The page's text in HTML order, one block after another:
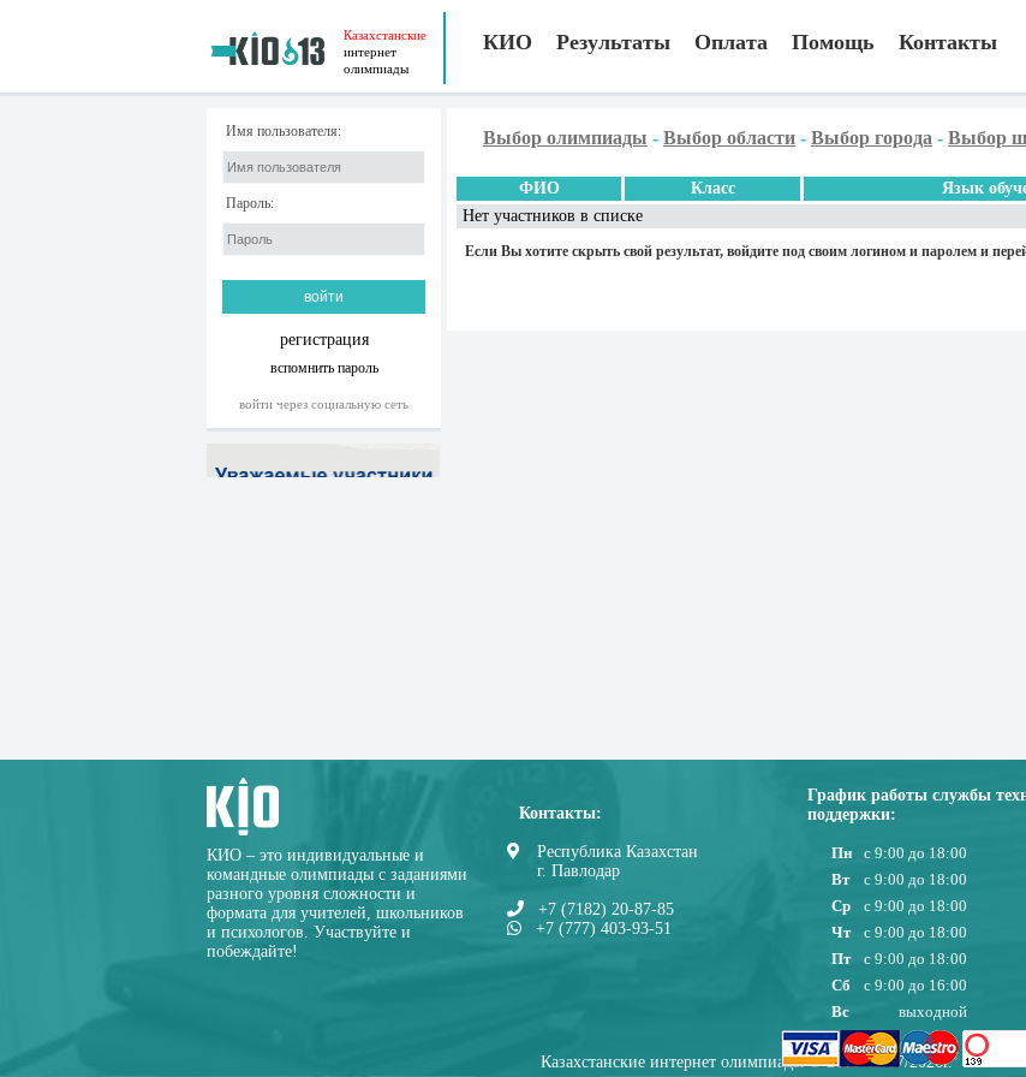
Казахстанские
интернет
олимпиады
КИО Результаты Оплата Помощь Контакты
Имя пользователя:
Пароль:
регистрация
вспомнить пароль
войти через социальную сеть
Выбор олимпиады - Выбор области - Выбор города - Выбор
ФИО Класс Язык
Нет участников в списке
Если Вы хотите скрыть свой результат, войдите под своим логином и паролем и
КИО – это индивидуальные и
командные олимпиады с заданиями
разного уровня сложности и
формата для учителей, школьников
и психологов. Участвуйте и
побеждайте!
Контакты:
Республика Казахстан
г. Павлодар
+7 (7182) 20-87-85
+7 (777) 403-93-51
График работы службы
поддержки:
Пн
с 9:00 до 18:00
Вт
с 9:00 до 18:00
Ср
с 9:00 до 18:00
Чт
с 9:00 до 18:00
Пт
с 9:00 до 18:00
Сб
с 9:00 до 16:00
Вс
выходной
Казахстанские интернет олимпиады © 2010-08/07/2026г.